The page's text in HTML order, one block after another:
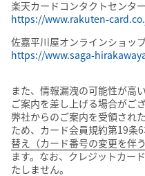
楽天カードコンタクトセンター
https://www.rakuten-
佐嘉平川屋オンラインショッ
https://www.saga-
また、情報漏洩の可能性が高
ご案内を差し上げる場合がござ
弊社からのご案内を受領され
ため、カード会員規約第19条
替え（カード番号の変更を伴
ます。なお、クレジットカー
たしません。